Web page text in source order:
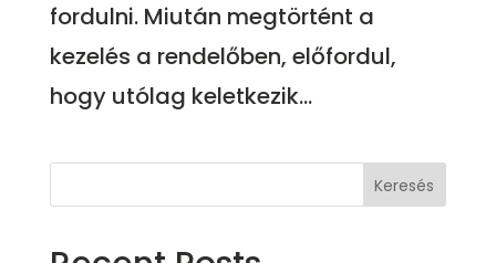
fordulni. Miután megtörtént a
kezelés a rendelőben, előfordul,
hogy utólag keletkezik...
Keresés